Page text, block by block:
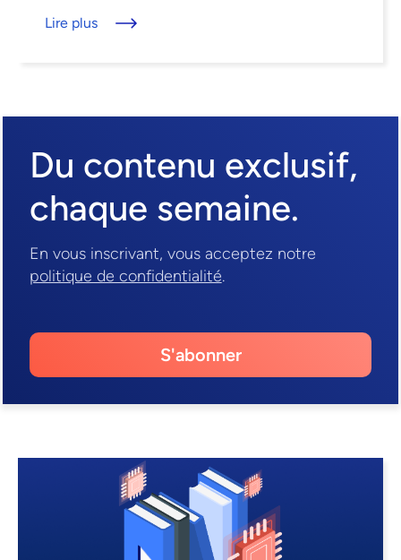
Lire plus
Du contenu exclusif,
chaque semaine.
En vous inscrivant, vous acceptez notre
politique de confidentialité.
S'abonner